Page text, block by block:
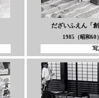
だざいふえん「
1985（昭和